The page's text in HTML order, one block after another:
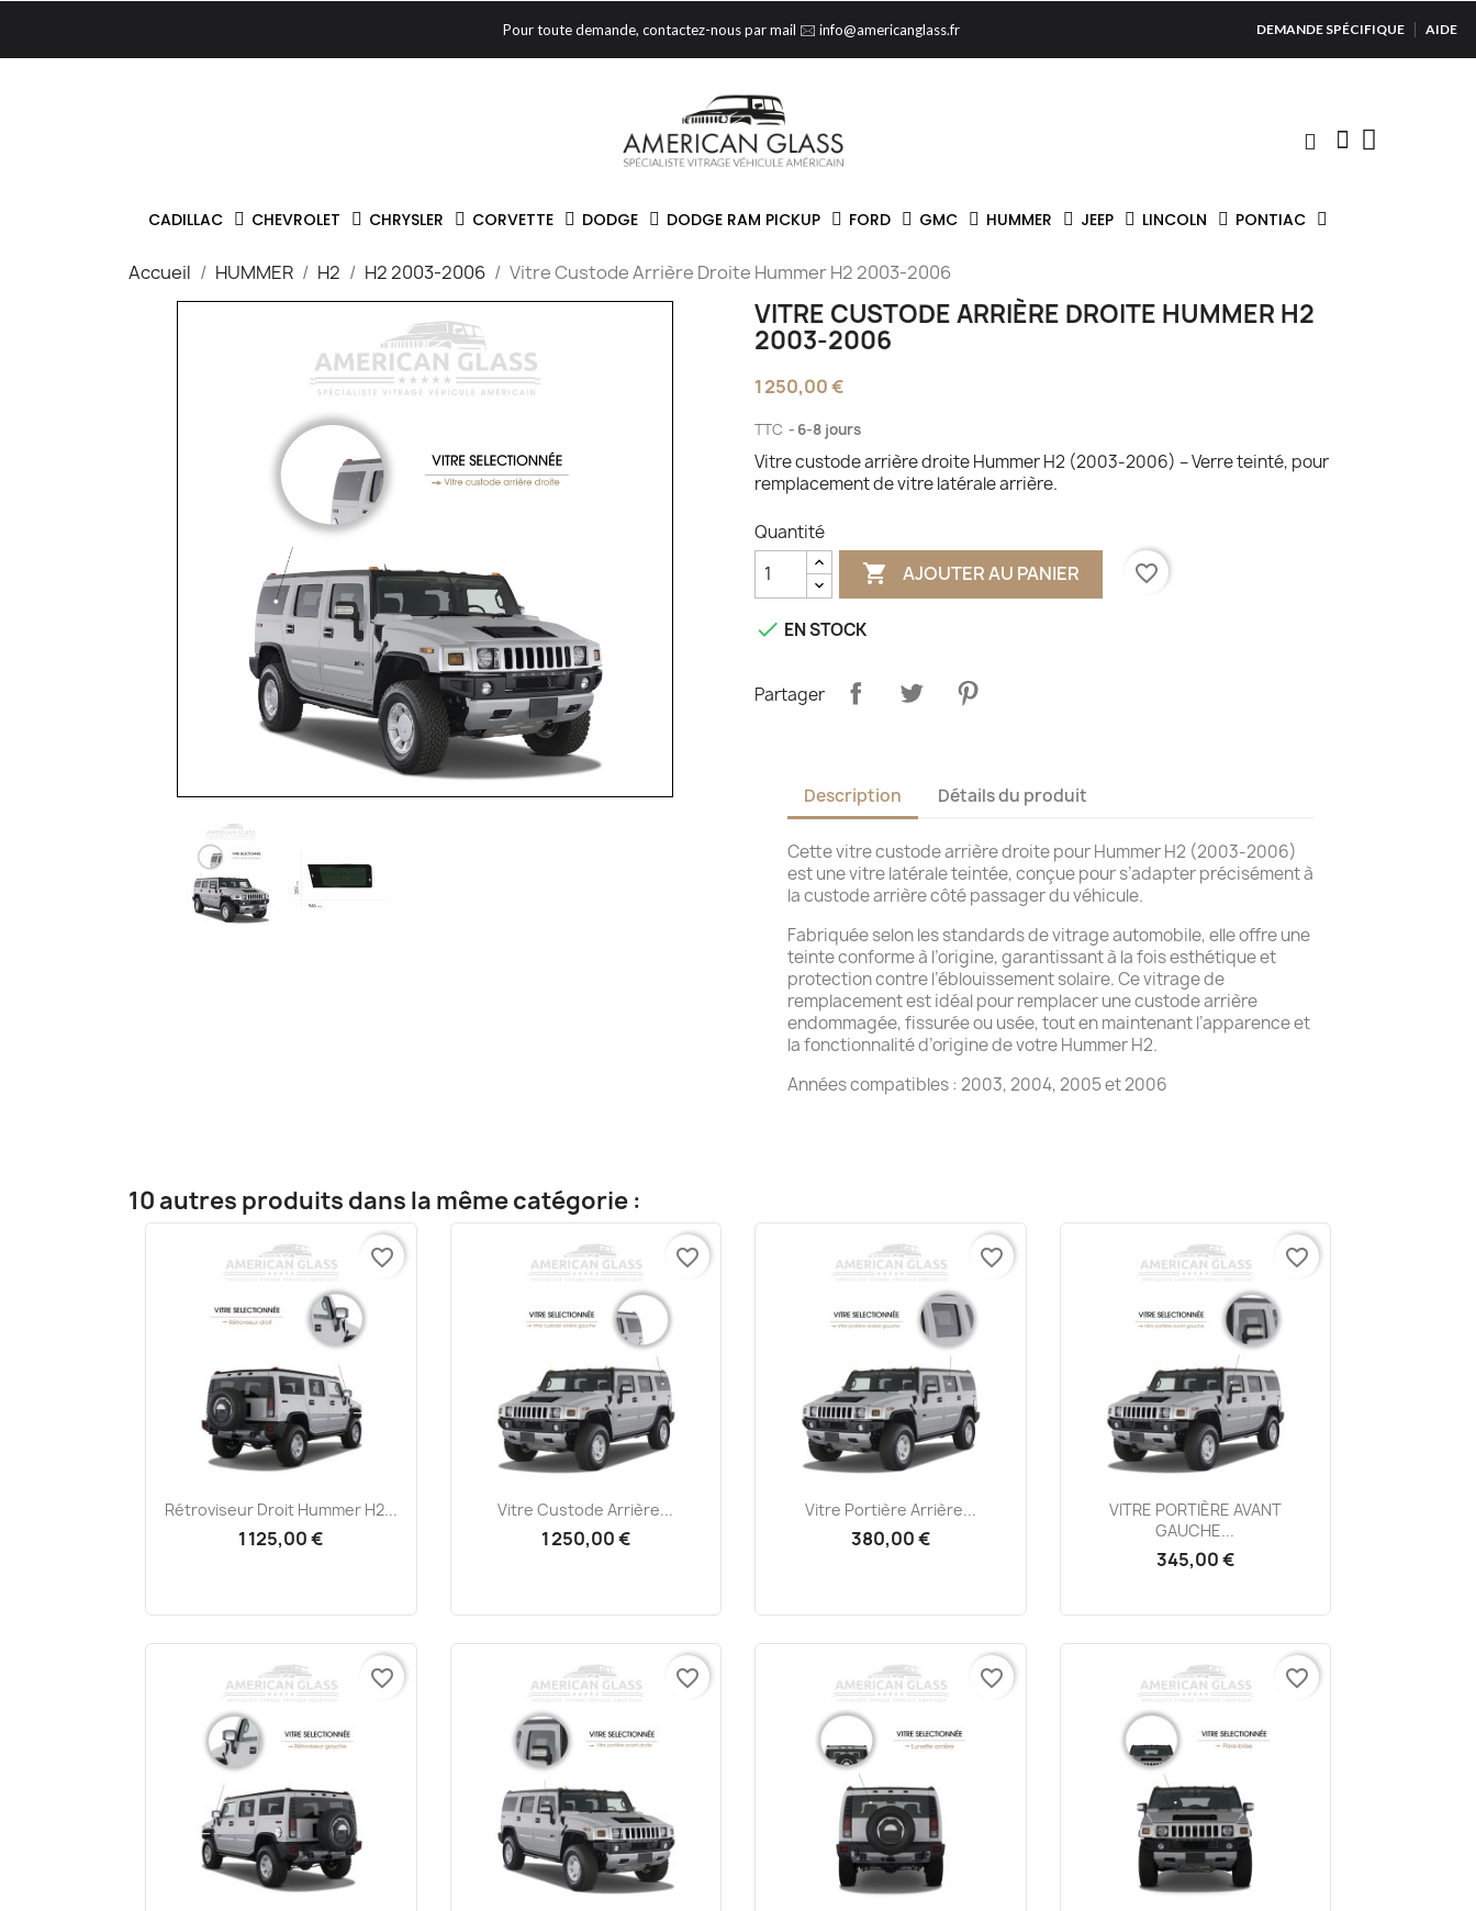
Pour toute demande, contactez-nous par mail 🖂 info@americanglass.fr DEMANDE SPÉCIFIQUE AIDE
CADILLAC CHEVROLET CHRYSLER CORVETTE DODGE DODGE RAM PICKUP FORD GMC HUMMER JEEP LINCOLN PONTIAC
Accueil HUMMER H2 H2 2003-2006 Vitre Custode Arrière Droite Hummer H2 2003-2006
VITRE CUSTODE ARRIÈRE DROITE HUMMER H2
2003-2006
1 250,00 €
TTC 6-8 jours
Vitre custode arrière droite Hummer H2 (2003-2006) – Verre teinté, pour
remplacement de vitre latérale arrière.
Quantité
 AJOUTER AU PANIER favorite_border
 EN STOCK
Partager
Description Détails du produit
Cette vitre custode arrière droite pour Hummer H2 (2003-2006)
est une vitre latérale teintée, conçue pour s’adapter précisément à
la custode arrière côté passager du véhicule.
Fabriquée selon les standards de vitrage automobile, elle offre une
teinte conforme à l’origine, garantissant à la fois esthétique et
protection contre l’éblouissement solaire. Ce vitrage de
remplacement est idéal pour remplacer une custode arrière
endommagée, fissurée ou usée, tout en maintenant l’apparence et
la fonctionnalité d’origine de votre Hummer H2.
Années compatibles : 2003, 2004, 2005 et 2006
10 autres produits dans la même catégorie :
Aperçu rapide
Rétroviseur Droit Hummer H2...
1 125,00 €
favorite_border
Aperçu rapide
Vitre Custode Arrière...
1 250,00 €
favorite_border
 Aperçu rapide
Vitre Portière Arrière...
380,00 €
favorite_border
Aperçu rapide
VITRE PORTIÈRE AVANT
GAUCHE...
345,00 €
favorite_border
favorite_border favorite_border favorite_border favorite_border